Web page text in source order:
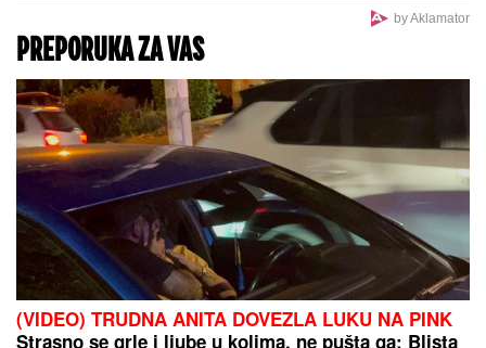
MUŠKARAC SKOČIO U DUNAV I
NESTAO
da se osveži i nije isplivao